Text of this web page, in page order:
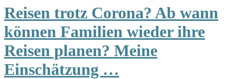
Reisen trotz Corona? Ab wann
können Familien wieder ihre
Reisen planen? Meine
Einschätzung …